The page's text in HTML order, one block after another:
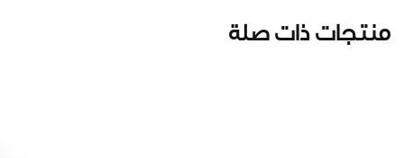
منتجات ذات صلة